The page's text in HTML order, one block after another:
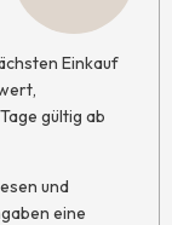
Einkauf
gültig ab
und
eine